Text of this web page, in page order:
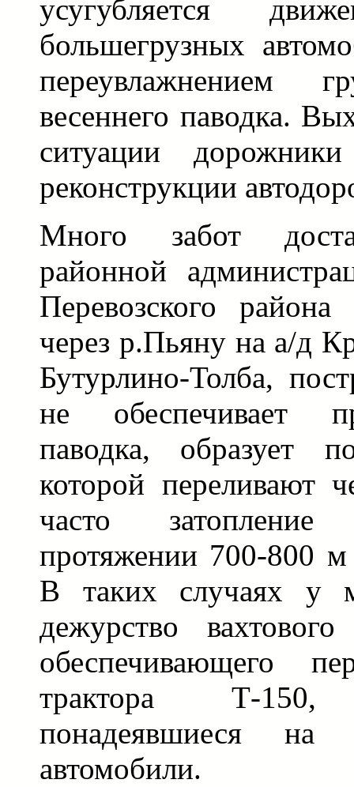
усугубляется
большегрузных
переувлажнением
весеннего паводка.
ситуации
реконструкции
Много забот
районной
Перевозского
через р.Пьяну на а/д
Бутурлино-Толба,
не обеспечивает
паводка, образует
которой переливают
часто
протяжении 700-800
В таких случаях у
дежурство
обеспечивающего
трактора Т-150,
понадеявшиеся на
автомобили.